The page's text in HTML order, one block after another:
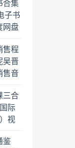
合集
子书
网盘
售程
吴晋
售音
三合
际
视
鉴